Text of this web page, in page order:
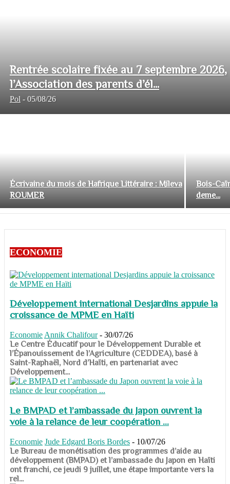
Rentrée scolaire fixée au 7 septembre 2026,
l’Association des parents d’él...
Pol - 05/08/26
Écrivaine du mois de Hafrique Littéraire : Mileva
ROUMER
Bois-
deme...
ECONOMIE
Développement international Desjardins appuie la
croissance de MPME en Haïti
Economie Annik Chalifour - 30/07/26
​​​​​​​Le Centre Éducatif pour le Développement Durable et
l’Épanouissement de l’Agriculture (CEDDEA), basé à
Saint-Raphaël, Nord d’Haïti, en partenariat avec
Développement...
Le BMPAD et l’ambassade du Japon ouvrent la
voie à la relance de leur coopération ...
Economie Jude Edgard Boris Bordes - 10/07/26
​​​​​​​Le Bureau de monétisation des programmes d’aide au
développement (BMPAD) et l’ambassade du Japon en Haïti
ont franchi, ce jeudi 9 juillet, une étape importante vers la
rel...